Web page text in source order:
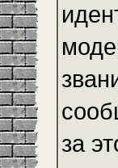
за